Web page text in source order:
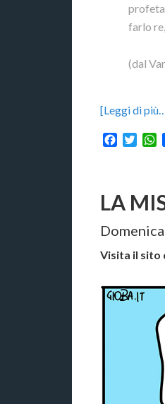
farlo
(dal
[Leggi di
LA
Visita il sito